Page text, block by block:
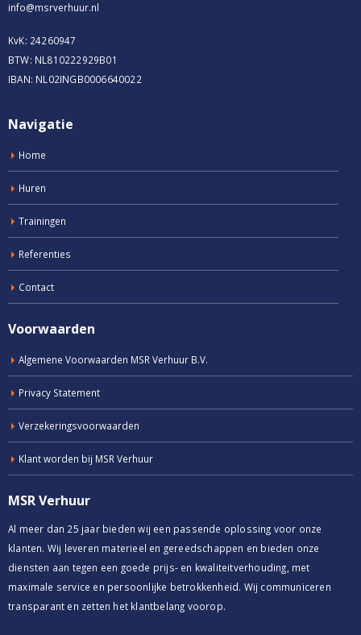
info@msrverhuur.nl
KvK: 24260947
BTW: NL810222929B01
IBAN: NL02INGB0006640022
Navigatie
Home
Huren
Trainingen
Referenties
Contact
Voorwaarden
Algemene Voorwaarden MSR Verhuur B.V.
Privacy Statement
Verzekeringsvoorwaarden
Klant worden bij MSR Verhuur
MSR Verhuur
Al meer dan 25 jaar bieden wij een passende oplossing voor onze
klanten. Wij leveren materieel en gereedschappen en bieden onze
diensten aan tegen een goede prijs- en kwaliteitverhouding, met
maximale service en persoonlijke betrokkenheid. Wij communiceren
transparant en zetten het klantbelang voorop.